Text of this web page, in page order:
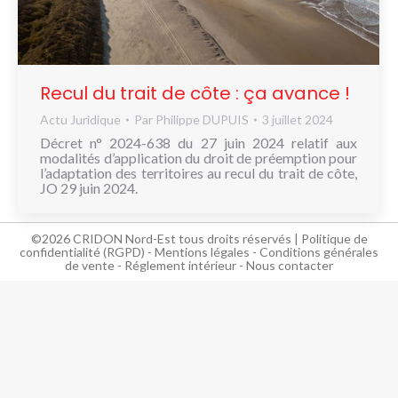
NOUS
CONNAÎTRE
CONTACT
Recul du trait de côte : ça avance !
Actu Juridique Par Philippe DUPUIS 3 juillet 2024
Décret n° 2024-638 du 27 juin 2024 relatif aux
modalités d’application du droit de préemption pour
l’adaptation des territoires au recul du trait de côte,
JO 29 juin 2024.
©2026 CRIDON Nord-Est tous droits réservés | Politique de
confidentialité (RGPD) - Mentions légales - Conditions générales
de vente - Réglement intérieur - Nous contacter